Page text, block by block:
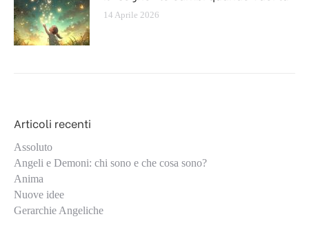
14 Aprile 2026
Articoli recenti
Assoluto
Angeli e Demoni: chi sono e che cosa sono?
Anima
Nuove idee
Gerarchie Angeliche